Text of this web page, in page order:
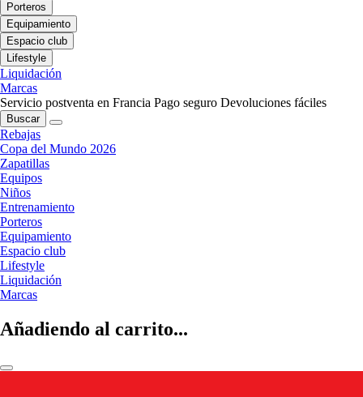
Porteros
Equipamiento
Espacio club
Lifestyle
Liquidación
Marcas
Servicio postventa en Francia Pago seguro Devoluciones fáciles
Buscar
Rebajas
Copa del Mundo 2026
Zapatillas
Equipos
Niños
Entrenamiento
Porteros
Equipamiento
Espacio club
Lifestyle
Liquidación
Marcas
Añadiendo al carrito...